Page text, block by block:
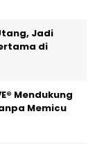
Jadi
di
Mendukung
Memicu